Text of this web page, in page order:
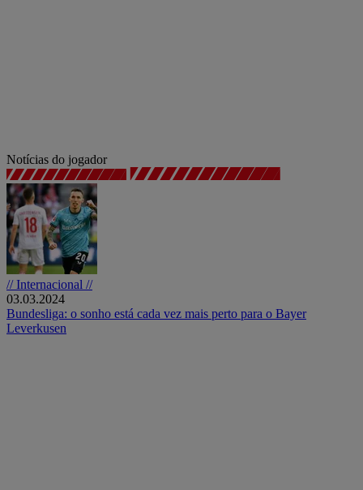
Notícias do jogador
// Internacional //
03.03.2024
Bundesliga: o sonho está cada vez mais perto para o Bayer
Leverkusen